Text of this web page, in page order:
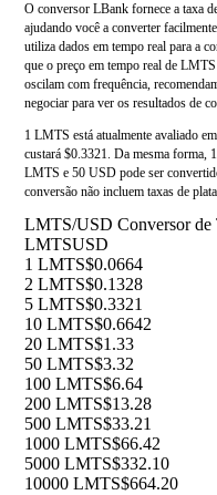
O conversor LBank fornece a taxa
ajudando você a converter
utiliza dados em tempo real para a
que o preço em tempo real de
oscilam com frequência,
negociar para ver os resultados de
1 LMTS está atualmente avaliado
custará $0.3321. Da mesma forma,
LMTS e 50 USD pode ser
conversão não incluem taxas de
LMTS/USD Conversor de
LMTSUSD
1 LMTS$0.0664
2 LMTS$0.1328
5 LMTS$0.3321
10 LMTS$0.6642
20 LMTS$1.33
50 LMTS$3.32
100 LMTS$6.64
200 LMTS$13.28
500 LMTS$33.21
1000 LMTS$66.42
5000 LMTS$332.10
10000 LMTS$664.20